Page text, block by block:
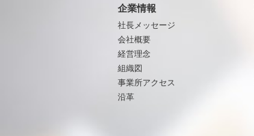
企業情報
社長メッセージ
会社概要
経営理念
組織図
事業所アクセス
沿革